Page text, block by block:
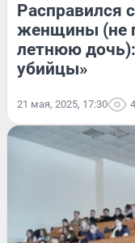
Расправился
женщины (не
летнюю дочь):
убийцы»
21 мая, 2025, 17:30